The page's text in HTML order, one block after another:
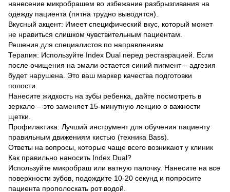
нанесение микробрашем во избежание разбрызгивания на
одежду пациента (пятна трудно выводятся).
Вкусный акцент: Имеет специфический вкус, который может
не нравиться слишком чувствительным пациентам.
Решения для специалистов по направлениям
Терапия: Используйте Index Dual перед реставрацией. Если
после очищения на эмали остается синий пигмент – адгезия
будет нарушена. Это ваш маркер качества подготовки
полости.
Нанесите жидкость на зубы ребенка, дайте посмотреть в
зеркало – это заменяет 15-минутную лекцию о важности
щетки.
Профилактика: Лучший инструмент для обучения пациенту
правильным движениям кистью (техника Bass).
Ответы на вопросы, которые чаще всего возникают у клиник
Как правильно наносить Index Dual?
Используйте микробраш или ватную палочку. Нанесите на все
поверхности зубов, подождите 10-20 секунд и попросите
пациента прополоскать рот водой.